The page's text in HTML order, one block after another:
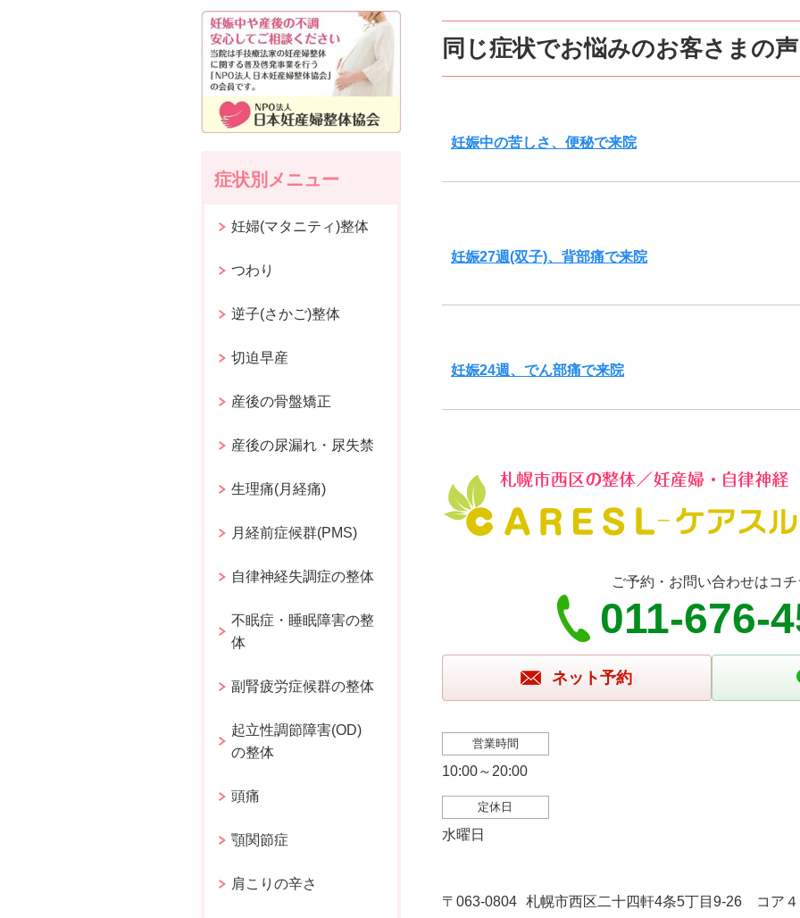
同じ症状でお悩みのお客さまの声
妊娠中の苦しさ、便秘で来院
妊娠27週(双子)、背部痛で来院
妊娠24週、でん部痛で来院
ご予約・お問い合わせはコ
011-676-
ネット予約
営業時間
10:00～20:00
定休日
水曜日
〒063-0804 札幌市西区二十四軒4条5丁目9-26 コア
症状別メニュー
妊婦(マタニティ)整体
つわり
逆子(さかご)整体
切迫早産
産後の骨盤矯正
産後の尿漏れ・尿失禁
生理痛(月経痛)
月経前症候群(PMS)
自律神経失調症の整体
不眠症・睡眠障害の整
体
副腎疲労症候群の整体
起立性調節障害(OD)
の整体
頭痛
顎関節症
肩こりの辛さ